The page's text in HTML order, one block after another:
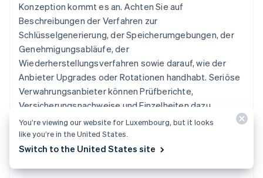
Konzeption kommt es an. Achten Sie auf
Beschreibungen der Verfahren zur
Schlüsselgenerierung, der Speicherumgebungen, der
Genehmigungsabläufe, der
Wiederherstellungsverfahren sowie darauf, wie der
Anbieter Upgrades oder Rotationen handhabt. Seriöse
Verwahrungsanbieter können Prüfberichte,
Versicherungsnachweise und Einzelheiten dazu
vorlegen, wie sie Kundenvermögen getrennt
verwahren.
You’re viewing our website for Luxembourg, but it looks
like you’re in the United States.
Switch to the United States site